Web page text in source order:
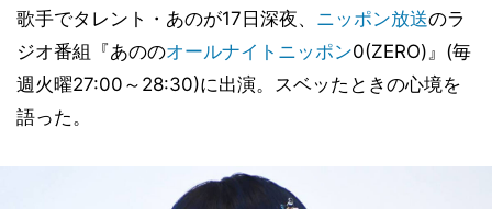
歌手でタレント・あのが17日深夜、 ニッポン放送のラ
ジオ番組『あののオールナイトニッポン0(ZERO)』(毎
週火曜27:00～28:30)に出演。スベッたときの心境を
語った。